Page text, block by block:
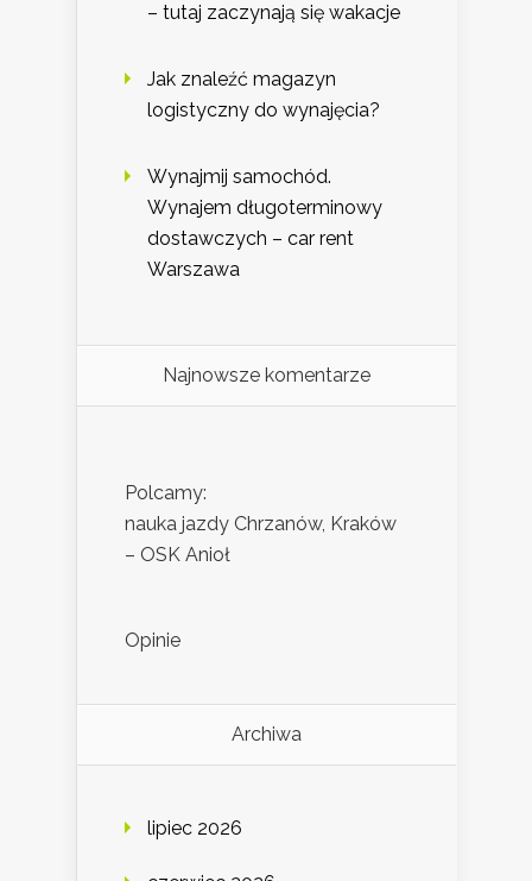
– tutaj zaczynają się wakacje
Jak znaleźć magazyn
logistyczny do wynajęcia?
Wynajmij samochód.
Wynajem długoterminowy
dostawczych – car rent
Warszawa
Najnowsze komentarze
Polcamy:
nauka jazdy Chrzanów, Kraków
– OSK Anioł
Opinie
Archiwa
lipiec 2026